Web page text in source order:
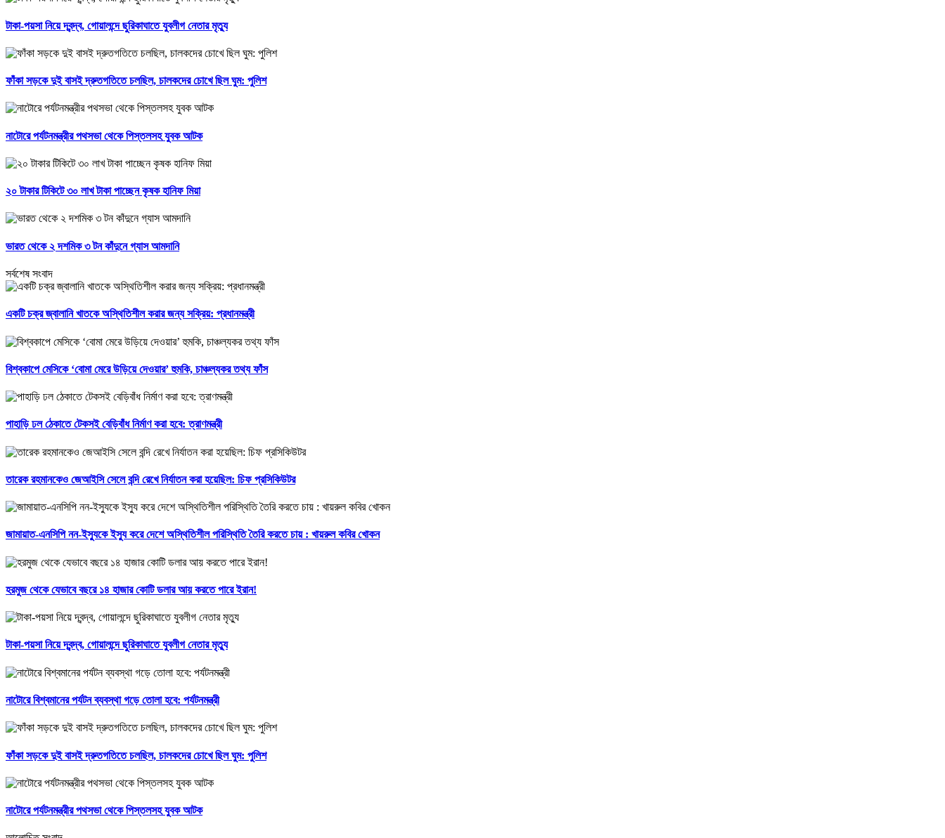
টাকা-পয়সা নিয়ে দ্বন্দ্ব, গোয়ালন্দে ছুরিকাঘাতে যুবলীগ নেতার মৃত্যু
ফাঁকা সড়কে দুই বাসই দ্রুতগতিতে চলছিল, চালকদের চোখে ছিল ঘুম: পুলিশ
নাটোরে পর্যটনমন্ত্রীর পথসভা থেকে পিস্তলসহ যুবক আটক
২০ টাকার টিকিটে ৩০ লাখ টাকা পাচ্ছেন কৃষক হানিফ মিয়া
ভারত থেকে ২ দশমিক ৩ টন কাঁদুনে গ্যাস আমদানি
সর্বশেষ সংবাদ
একটি চক্র জ্বালানি খাতকে অস্থিতিশীল করার জন্য সক্রিয়: প্রধানমন্ত্রী
বিশ্বকাপে মেসিকে ‘বোমা মেরে উড়িয়ে দেওয়ার’ হুমকি, চাঞ্চল্যকর তথ্য ফাঁস
পাহাড়ি ঢল ঠেকাতে টেকসই বেড়িবাঁধ নির্মাণ করা হবে: ত্রাণমন্ত্রী
তারেক রহমানকেও জেআইসি সেলে বন্দি রেখে নির্যাতন করা হয়েছিল: চিফ প্রসিকিউটর
জামায়াত-এনসিপি নন-ইস্যুকে ইস্যু করে দেশে অস্থিতিশীল পরিস্থিতি তৈরি করতে চায় : খায়রুল কবির খোকন
হরমুজ থেকে যেভাবে বছরে ১৪ হাজার কোটি ডলার আয় করতে পারে ইরান!
টাকা-পয়সা নিয়ে দ্বন্দ্ব, গোয়ালন্দে ছুরিকাঘাতে যুবলীগ নেতার মৃত্যু
নাটোরে বিশ্বমানের পর্যটন ব্যবস্থা গড়ে তোলা হবে: পর্যটনমন্ত্রী
ফাঁকা সড়কে দুই বাসই দ্রুতগতিতে চলছিল, চালকদের চোখে ছিল ঘুম: পুলিশ
নাটোরে পর্যটনমন্ত্রীর পথসভা থেকে পিস্তলসহ যুবক আটক